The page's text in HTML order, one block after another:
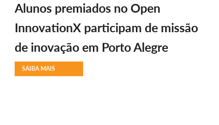
Alunos premiados no Open
InnovationX participam de missão
de inovação em Porto Alegre
SAIBA MAIS